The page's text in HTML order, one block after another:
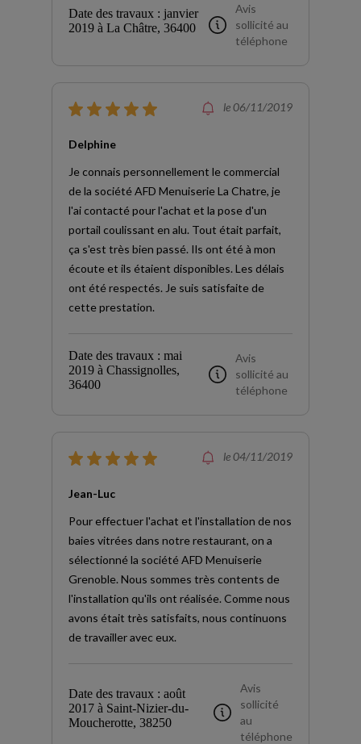
Date des travaux : janvier
2019 à La Châtre, 36400
Avis
sollicité au
téléphone
le 06/11/2019
Delphine
Je connais personnellement le commercial
de la société AFD Menuiserie La Chatre, je
l'ai contacté pour l'achat et la pose d'un
portail coulissant en alu. Tout était parfait,
ça s'est très bien passé. Ils ont été à mon
écoute et ils étaient disponibles. Les délais
ont été respectés. Je suis satisfaite de
cette prestation.
Date des travaux : mai
2019 à Chassignolles,
36400
Avis
sollicité au
téléphone
le 04/11/2019
Jean-Luc
Pour effectuer l'achat et l'installation de nos
baies vitrées dans notre restaurant, on a
sélectionné la société AFD Menuiserie
Grenoble. Nous sommes très contents de
l'installation qu'ils ont réalisée. Comme nous
avons était très satisfaits, nous continuons
de travailler avec eux.
Date des travaux : août
2017 à Saint-Nizier-du-
Moucherotte, 38250
Avis
sollicité
au
téléphone